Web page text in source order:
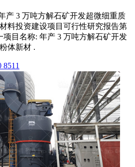
产 3 万吨方解石矿开发超微细重质
料投资建设项目可行性研究报告第
项目名称: 年产 3 万吨方解石矿开发
体新材 .
8511